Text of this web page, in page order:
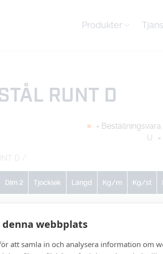
denna webbplats
att samla in och analysera information om
Produkter
RUNT D
= Beställningsvara
U
D /
Dim 2 Tjocklek Längd Kg/m Kg/st